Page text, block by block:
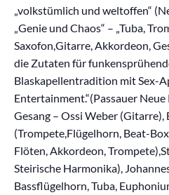
„volkstümlich und weltoffen“
„Genie und Chaos“ – „Tuba,
Saxofon,Gitarre, Akkordeon,
die Zutaten für
Blaskapellentradition mit Sex-
Entertainment.“(Passauer
Gesang – Ossi Weber
(Trompete,Flügelhorn, Beat-
Flöten, Akkordeon,
Steirische Harmonika),
Bassflügelhorn, Tuba,